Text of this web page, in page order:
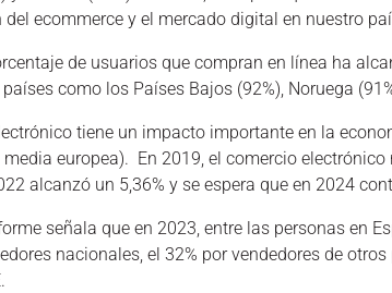
ecommerce y el mercado digital en nuestro
de usuarios que compran en línea ha
como los Países Bajos (92%), Noruega
tiene un impacto importante en la
media europea). En 2019, el comercio
alcanzó un 5,36% y se espera que en 2024
señala que en 2023, entre las personas en
nacionales, el 32% por vendedores de